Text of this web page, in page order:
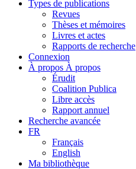
Types de publications
Revues
Thèses et mémoires
Livres et actes
Rapports de recherche
Connexion
À propos À propos
Érudit
Coalition Publica
Libre accès
Rapport annuel
Recherche avancée
FR
Français
English
Ma bibliothèque